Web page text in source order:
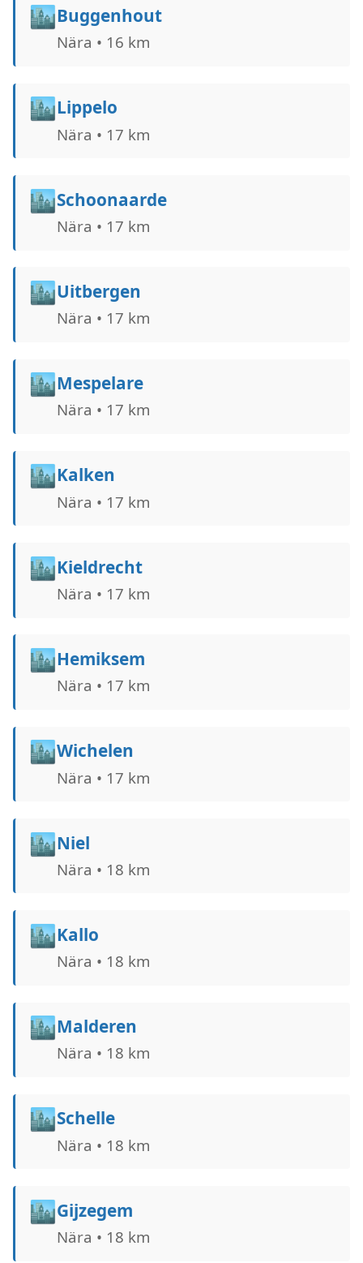
🏙️Buggenhout
Nära • 16 km
🏙️Lippelo
Nära • 17 km
🏙️Schoonaarde
Nära • 17 km
🏙️Uitbergen
Nära • 17 km
🏙️Mespelare
Nära • 17 km
🏙️Kalken
Nära • 17 km
🏙️Kieldrecht
Nära • 17 km
🏙️Hemiksem
Nära • 17 km
🏙️Wichelen
Nära • 17 km
🏙️Niel
Nära • 18 km
🏙️Kallo
Nära • 18 km
🏙️Malderen
Nära • 18 km
🏙️Schelle
Nära • 18 km
🏙️Gijzegem
Nära • 18 km